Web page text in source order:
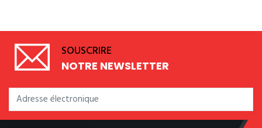
SOUSCRIRE
NOTRE NEWSLETTER